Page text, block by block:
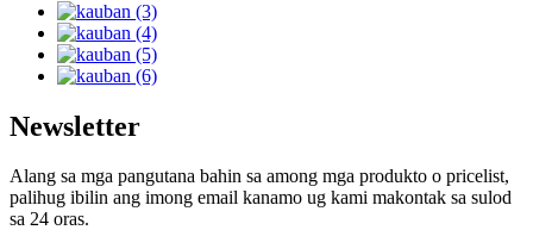
Newsletter
Alang sa mga pangutana bahin sa among mga produkto o pricelist,
palihug ibilin ang imong email kanamo ug kami makontak sa sulod
sa 24 oras.